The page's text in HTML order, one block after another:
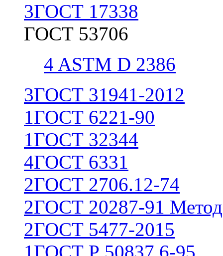
3ГОСТ 17338
ГОСТ 53706
4 ASTM D 2386
3ГОСТ 31941-2012
1ГОСТ 6221-90
1ГОСТ 32344
4ГОСТ 6331
2ГОСТ 2706.12-74
2ГОСТ 20287-91
2ГОСТ 5477-2015